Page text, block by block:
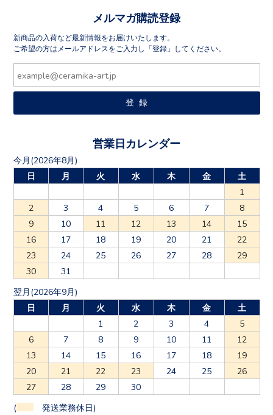
メルマガ購読登録
新商品の入荷など最新情報をお届けいたします。
ご希望の方はメールアドレスをご入力し「登録」してください。
営業日カレンダー
今月(2026年8月)
日
月 火 水 木 金
土
1
2
3 4 5 6 7
8
9
10 11 12 13 14
15
16
17 18 19 20 21
22
23
24 25 26 27 28
29
30
31
翌月(2026年9月)
日
月 火 水 木 金
土
1
2 3 4
5
6
7 8 9 10 11
12
13
14 15 16 17 18
19
20
21 22 23 24 25
26
27
28 29 30
( 発送業務休日)